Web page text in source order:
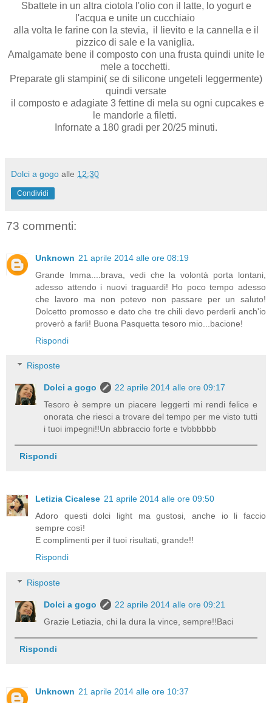
Sbattete in un altra ciotola l'olio con il latte, lo yogurt e
l'acqua e unite un cucchiaio
alla volta le farine con la stevia, il lievito e la cannella e il
pizzico di sale e la vaniglia.
Amalgamate bene il composto con una frusta quindi unite le
mele a tocchetti.
Preparate gli stampini( se di silicone ungeteli leggermente)
quindi versate
il composto e adagiate 3 fettine di mela su ogni cupcakes e
le mandorle a filetti.
Infornate a 180 gradi per 20/25 minuti.
Dolci a gogo alle 12:30
Condividi
73 commenti:
Unknown 21 aprile 2014 alle ore 08:19
Grande Imma....brava, vedi che la volontà porta lontani,
adesso attendo i nuovi traguardi! Ho poco tempo adesso
che lavoro ma non potevo non passare per un saluto!
Dolcetto promosso e dato che tre chili devo perderli anch'io
proverò a farli! Buona Pasquetta tesoro mio...bacione!
Rispondi
Risposte
Dolci a gogo
22 aprile 2014 alle ore 09:17
Tesoro è sempre un piacere leggerti mi rendi felice e
onorata che riesci a trovare del tempo per me visto tutti
i tuoi impegni!!Un abbraccio forte e tvbbbbbb
Rispondi
Letizia Cicalese 21 aprile 2014 alle ore 09:50
Adoro questi dolci light ma gustosi, anche io li faccio
sempre così!
E complimenti per il tuoi risultati, grande!!
Rispondi
Risposte
Dolci a gogo
22 aprile 2014 alle ore 09:21
Grazie Letiazia, chi la dura la vince, sempre!!Baci
Rispondi
Unknown 21 aprile 2014 alle ore 10:37